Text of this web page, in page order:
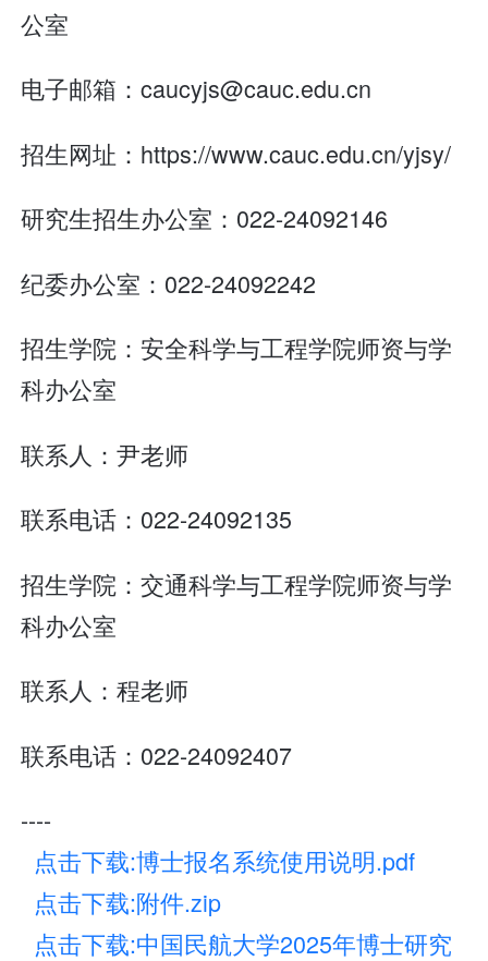
公室
电子邮箱：caucyjs@cauc.edu.cn
招生网址：https://www.cauc.edu.cn/yjsy/
研究生招生办公室：022-24092146
纪委办公室：022-24092242
招生学院：安全科学与工程学院师资与学
科办公室
联系人：尹老师
联系电话：022-24092135
招生学院：交通科学与工程学院师资与学
科办公室
联系人：程老师
联系电话：022-24092407
----
点击下载:博士报名系统使用说明.pdf
点击下载:附件.zip
点击下载:中国民航大学2025年博士研究